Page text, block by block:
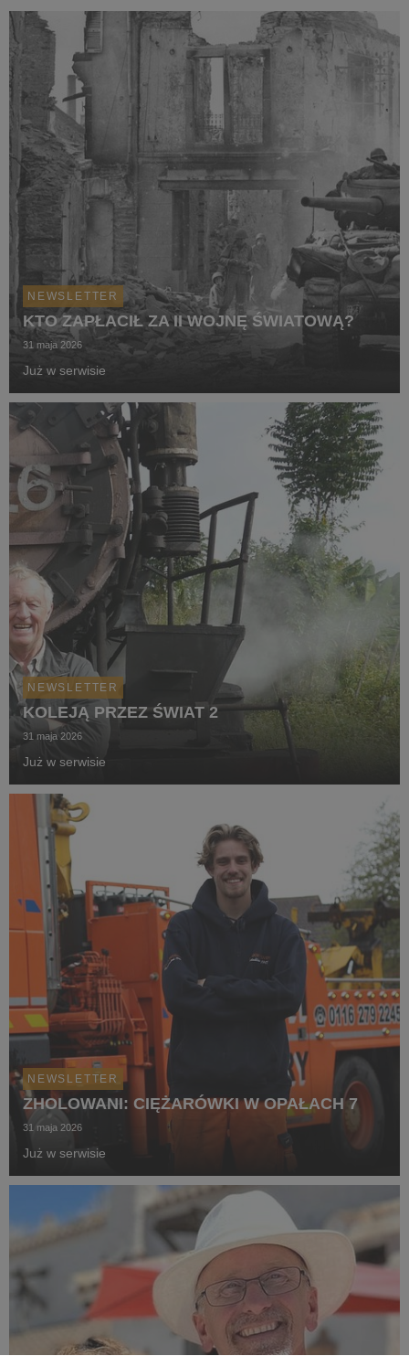
NEWSLETTER
KTO ZAPŁACIŁ ZA II WOJNĘ ŚWIATOWĄ?
31 maja 2026
Już w serwisie
NEWSLETTER
KOLEJĄ PRZEZ ŚWIAT 2
31 maja 2026
Już w serwisie
NEWSLETTER
ZHOLOWANI: CIĘŻARÓWKI W OPAŁACH 7
31 maja 2026
Już w serwisie